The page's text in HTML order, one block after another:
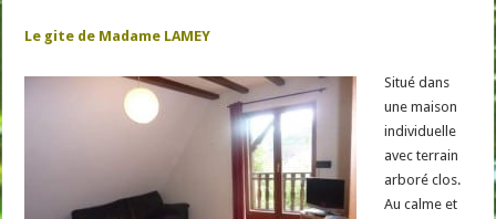
Le gite de Madame LAMEY
Situé dans
une maison
individuelle
avec terrain
arboré clos.
Au calme et